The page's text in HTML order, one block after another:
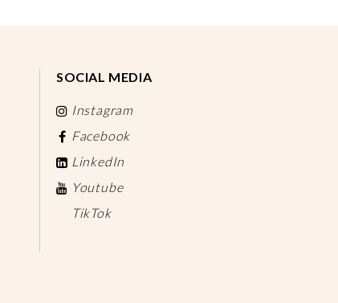
SOCIAL MEDIA
Instagram
Facebook
LinkedIn
Youtube
TikTok